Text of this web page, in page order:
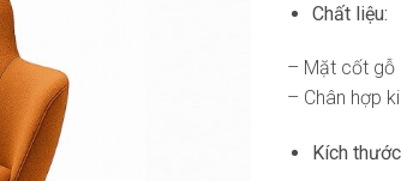
Chất liệu:
– Mặt cốt gỗ
– Chân hợp
Kích